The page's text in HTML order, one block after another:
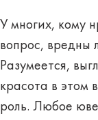
У многих, кому
вопрос, вредны
Разумеется,
красота в этом
роль. Любое